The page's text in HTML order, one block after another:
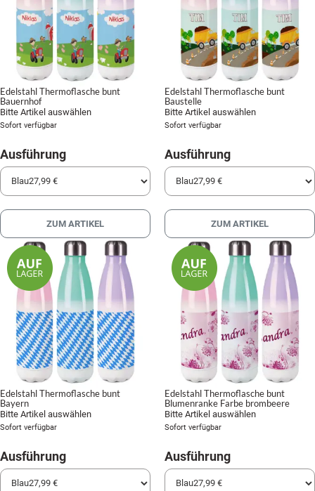
Edelstahl Thermoflasche bunt
Bauernhof
Bitte Artikel auswählen
Sofort verfügbar
Ausführung
ZUM ARTIKEL
Edelstahl Thermoflasche bunt
Baustelle
Bitte Artikel auswählen
Sofort verfügbar
Ausführung
ZUM ARTIKEL
Edelstahl Thermoflasche bunt
Bayern
Bitte Artikel auswählen
Sofort verfügbar
Ausführung
Edelstahl Thermoflasche bunt
Blumenranke Farbe brombeere
Bitte Artikel auswählen
Sofort verfügbar
Ausführung